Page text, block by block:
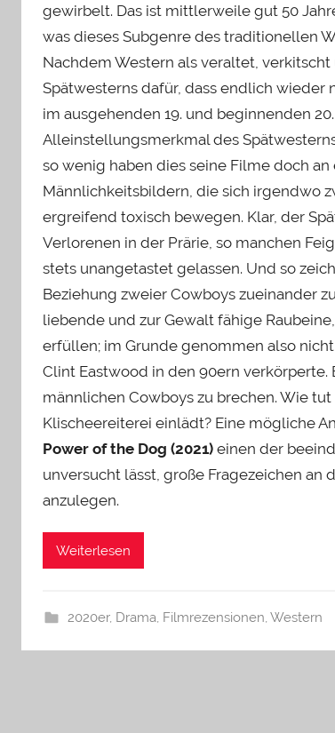
gewirbelt. Das ist mittlerweile gut 50
was dieses Subgenre des traditionellen
Nachdem Western als veraltet,
Spätwesterns dafür, dass endlich wieder
im ausgehenden 19. und beginnenden
Alleinstellungsmerkmal des
so wenig haben dies seine Filme doch
Männlichkeitsbildern, die sich irgendwo
ergreifend toxisch bewegen. Klar, der
Verlorenen in der Prärie, so manchen
stets unangetastet gelassen. Und so
Beziehung zweier Cowboys zueinander
liebende und zur Gewalt fähige
erfüllen; im Grunde genommen also
Clint Eastwood in den 90ern
männlichen Cowboys zu brechen. Wie
Klischeereiterei einlädt? Eine mögliche
Power of the Dog (2021) einen der
unversucht lässt, große Fragezeichen
anzulegen.
Weiterlesen
2020er, Drama, Filmrezensionen, Western